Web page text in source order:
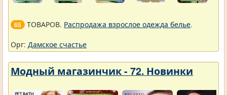
65 ТОВАРОВ. Распродажа взрослое одежда белье.
Орг: Дамское счастье
Модный магазинчик - 72. Новинки